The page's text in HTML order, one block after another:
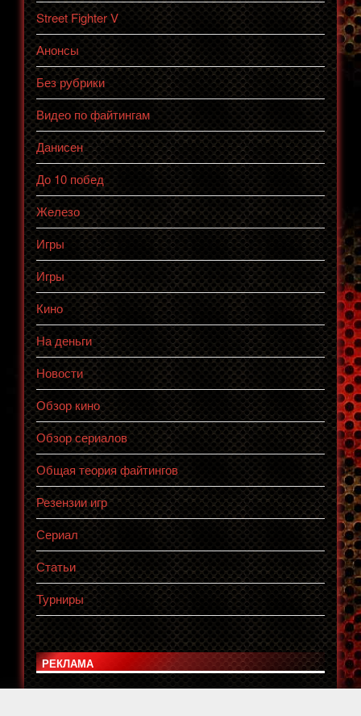
Street Fighter V
Анонсы
Без рубрики
Видео по файтингам
Данисен
До 10 побед
Железо
Игры
Игры
Кино
На деньги
Новости
Обзор кино
Обзор сериалов
Общая теория файтингов
Резензии игр
Сериал
Статьи
Турниры
РЕКЛАМА